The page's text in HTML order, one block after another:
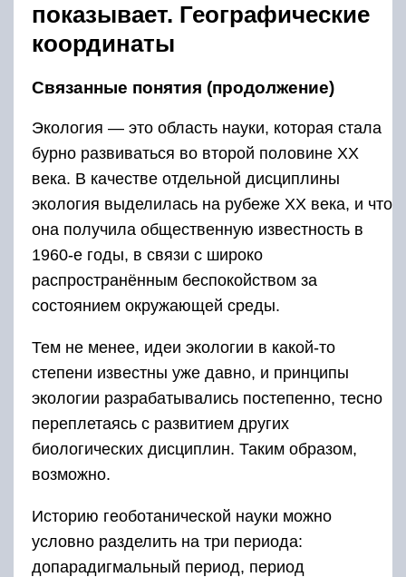
показывает. Географические
координаты
Связанные понятия (продолжение)
Экология — это область науки, которая стала
бурно развиваться во второй половине XX
века. В качестве отдельной дисциплины
экология выделилась на рубеже XX века, и что
она получила общественную известность в
1960-е годы, в связи с широко
распространённым беспокойством за
состоянием окружающей среды.
Тем не менее, идеи экологии в какой-то
степени известны уже давно, и принципы
экологии разрабатывались постепенно, тесно
переплетаясь с развитием других
биологических дисциплин. Таким образом,
возможно.
Историю геоботанической науки можно
условно разделить на три периода:
допарадигмальный период, период